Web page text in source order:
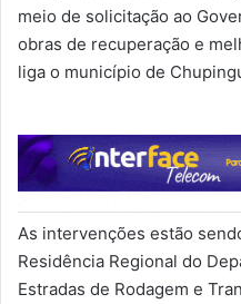
meio de solicitação ao
obras de recuperação e
liga o município de
As intervenções estão
Residência Regional do
Estradas de Rodagem e